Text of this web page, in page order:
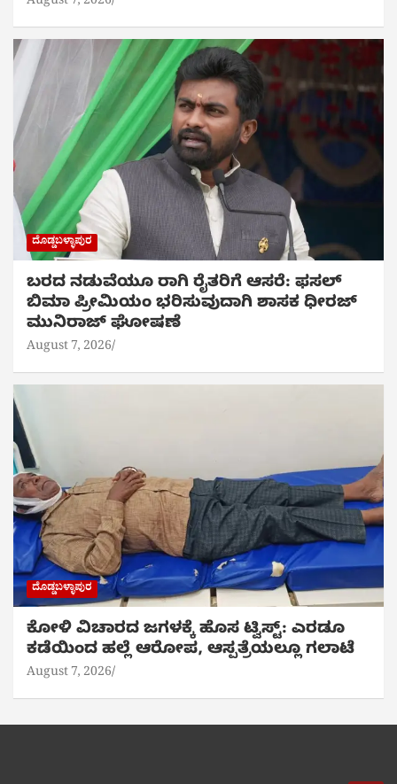
ದೊಡ್ಡಬಳ್ಳಾಪುರ
ಬರದ ನಡುವೆಯೂ ರಾಗಿ ರೈತರಿಗೆ ಆಸರೆ: ಫಸಲ್
ಬಿಮಾ ಪ್ರೀಮಿಯಂ ಭರಿಸುವುದಾಗಿ ಶಾಸಕ ಧೀರಜ್
ಮುನಿರಾಜ್ ಘೋಷಣೆ
August 7, 2026
ದೊಡ್ಡಬಳ್ಳಾಪುರ
ಕೋಳಿ ವಿಚಾರದ ಜಗಳಕ್ಕೆ ಹೊಸ ಟ್ವಿಸ್ಟ್: ಎರಡೂ
ಕಡೆಯಿಂದ ಹಲ್ಲೆ ಆರೋಪ, ಆಸ್ಪತ್ರೆಯಲ್ಲೂ ಗಲಾಟೆ
August 7, 2026